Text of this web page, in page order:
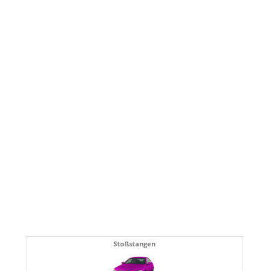
Stoßstangen